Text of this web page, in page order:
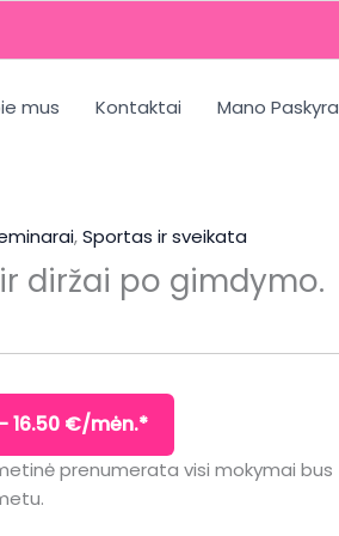
mus Kontaktai Mano Paskyra
,Sportas ir sveikata
diržai po gimdymo.
16.50 €/mėn.*
prenumerata visi mokymai bus